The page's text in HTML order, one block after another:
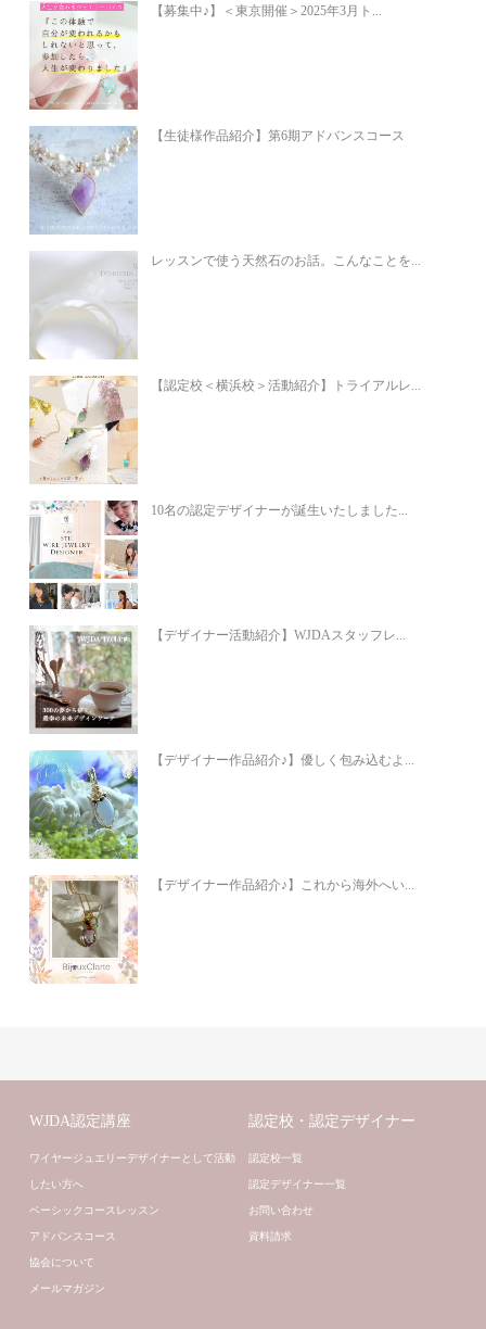
【募集中♪】＜東京開催＞2025年3月ト...
【生徒様作品紹介】第6期アドバンスコース
レッスンで使う天然石のお話。こんなことを...
【認定校＜横浜校＞活動紹介】トライアルレ...
10名の認定デザイナーが誕生いたしました...
【デザイナー活動紹介】WJDAスタッフレ...
【デザイナー作品紹介♪】優しく包み込むよ...
【デザイナー作品紹介♪】これから海外へい...
WJDA認定講座
ワイヤージュエリーデザイナーとして活動
したい方へ
ベーシックコースレッスン
アドバンスコース
協会について
メールマガジン
認定校・認定デザイナー
認定校一覧
認定デザイナー一覧
お問い合わせ
資料請求